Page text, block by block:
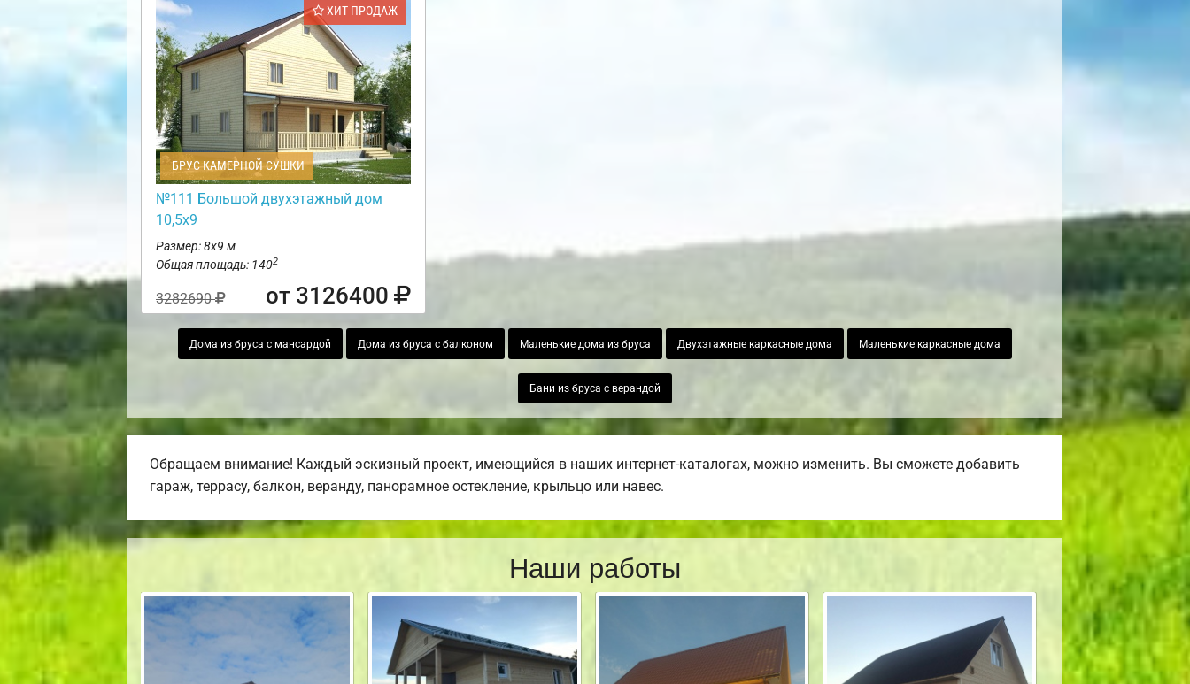
ХИТ ПРОДАЖ
БРУС КАМЕРНОЙ СУШКИ
№111 Большой двухэтажный дом
10,5х9
Размер: 8х9 м
Общая площадь: 1402
3282690 от 3126400
Дома из бруса с мансардой Дома из бруса с балконом Маленькие дома из бруса Двухэтажные каркасные дома Маленькие каркасные дома
Бани из бруса с верандой
Обращаем внимание! Каждый эскизный проект, имеющийся в наших интернет-каталогах, можно изменить. Вы сможете добавить
гараж, террасу, балкон, веранду, панорамное остекление, крыльцо или навес.
Наши работы